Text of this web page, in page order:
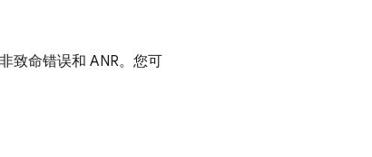
致命错误和 ANR。您可